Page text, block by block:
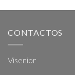
CONTACTOS
Visenior